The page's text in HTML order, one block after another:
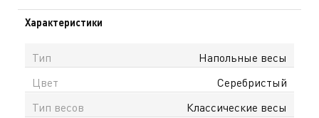
Характеристики
Тип
Напольные весы
Цвет
Серебристый
Тип весов
Классические весы